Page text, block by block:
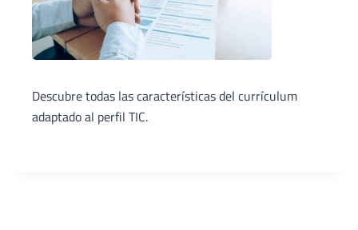
Descubre todas las características del currículum
adaptado al perfil TIC.